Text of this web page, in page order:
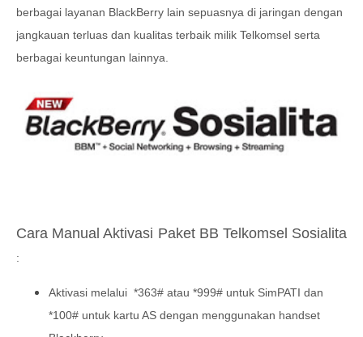
berbagai layanan BlackBerry lain sepuasnya di jaringan dengan
jangkauan terluas dan kualitas terbaik milik Telkomsel serta
berbagai keuntungan lainnya.
Cara Manual Aktivasi Paket BB Telkomsel Sosialita
:
Aktivasi melalui *363# atau *999# untuk SimPATI dan
*100# untuk kartu AS dengan menggunakan handset